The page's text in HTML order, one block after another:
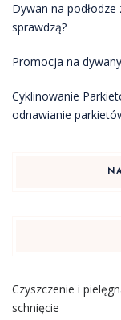
Dywan na
sprawdzą?
Promocja na dywany
Cyklinowanie
odnawianie
Czyszczenie i
schnięcie